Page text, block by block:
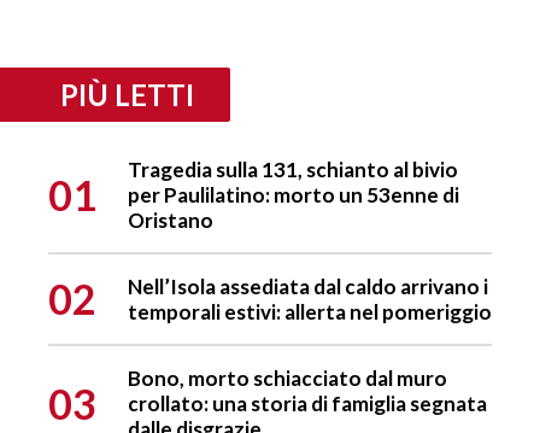
PIÙ LETTI
01
Tragedia sulla 131, schianto al bivio
per Paulilatino: morto un 53enne di
Oristano
02
Nell’Isola assediata dal caldo arrivano i
temporali estivi: allerta nel pomeriggio
03
Bono, morto schiacciato dal muro
crollato: una storia di famiglia segnata